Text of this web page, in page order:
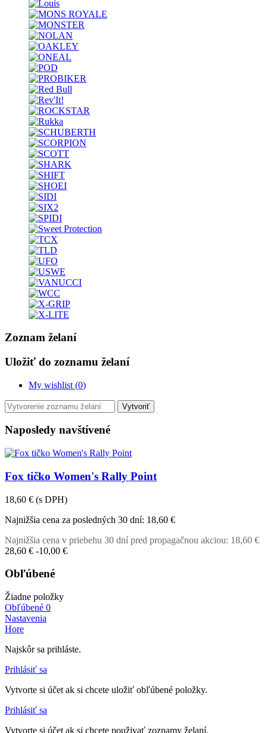
Zoznam želaní
Uložiť do zoznamu želaní
My wishlist (0)
Vytvoriť
Naposledy navštívené
Fox tičko Women's Rally Point
18,60 € (s DPH)
Najnižšia cena za posledných 30 dní: 18,60 €
Najnižšia cena v priebehu 30 dní pred propagačnou akciou: 18,60 €
28,60 € -10,00 €
Obľúbené
Žiadne položky
Obľúbené 0
Nastavenia
Hore
Najskôr sa prihláste.
Prihlásiť sa
Vytvorte si účet ak si chcete uložiť obľúbené položky.
Prihlásiť sa
Vytvorte si účet ak si chcete použivať zoznamy želaní.